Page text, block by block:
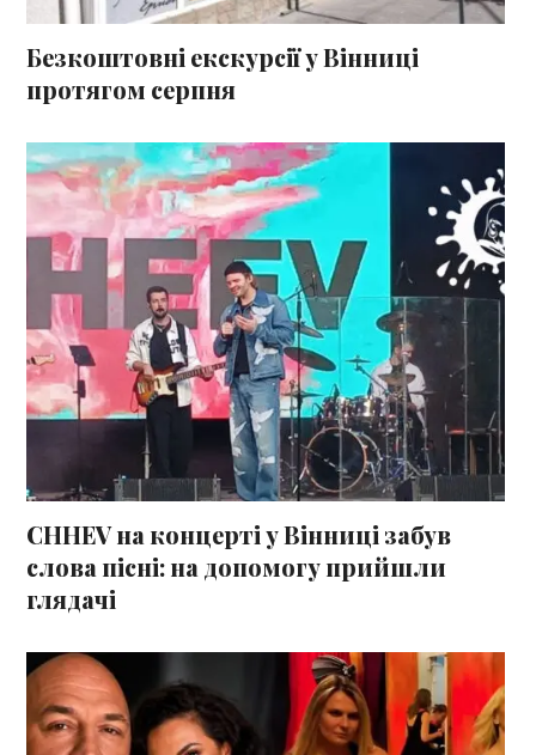
Безкоштовні екскурсії у Вінниці
протягом серпня
СHHEV на концерті у Вінниці забув
слова пісні: на допомогу прийшли
глядачі